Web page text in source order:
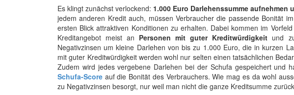
Es klingt zunächst verlockend: 1.000 Euro Darlehenssumme aufnehmen
jedem anderen Kredit auch, müssen Verbraucher die passende Bonität
ersten Blick attraktiven Konditionen zu erhalten. Dabei kommen im
Kreditangebot meist an Personen mit guter Kreditwürdigkeit und
Negativzinsen um kleine Darlehen von bis zu 1.000 Euro, die in kurzen
mit guter Kreditwürdigkeit werden wohl nur selten einen tatsächlichen
Zudem wird jedes vergebene Darlehen bei der Schufa gespeichert und
Schufa-Score auf die Bonität des Verbrauchers. Wie mag es da wohl
zu Negativzinsen besorgt, nur weil man nicht die ganze Kreditsumme